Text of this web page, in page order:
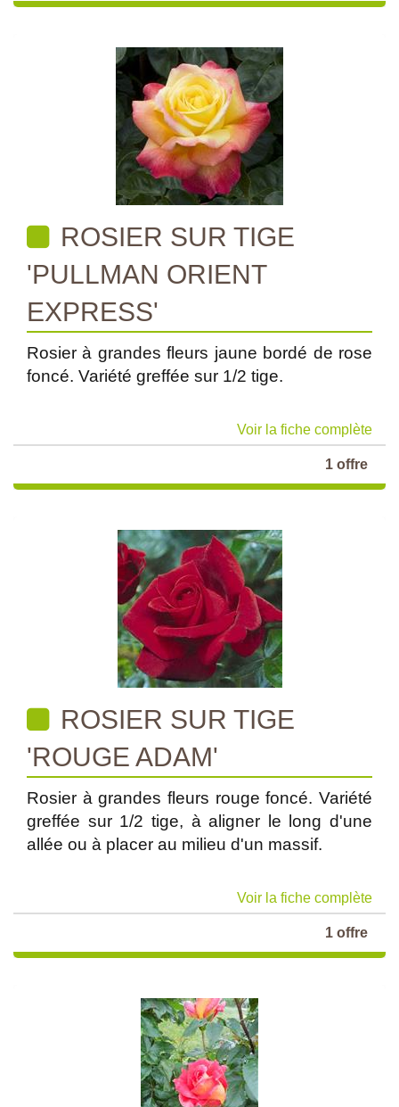
ROSIER SUR TIGE
'PULLMAN ORIENT
EXPRESS'
Rosier à grandes fleurs jaune bordé de rose
foncé. Variété greffée sur 1/2 tige.
Voir la fiche complète
1 offre
ROSIER SUR TIGE
'ROUGE ADAM'
Rosier à grandes fleurs rouge foncé. Variété
greffée sur 1/2 tige, à aligner le long d'une
allée ou à placer au milieu d'un massif.
Voir la fiche complète
1 offre